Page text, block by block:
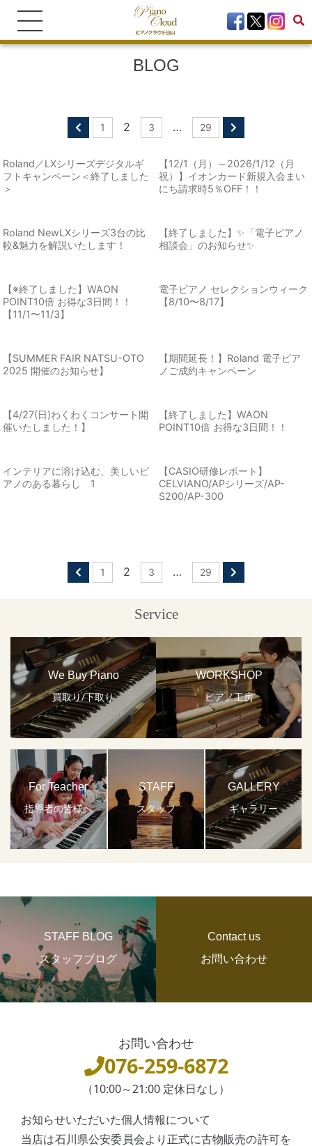
BLOG
1 2 3 … 29
Roland／LXシリーズデジタルギ
フトキャンペーン＜終了しました
＞
【12/1（月）～2026/1/12（月
祝）】イオンカード新規入会まい
にち請求時5％OFF！！
Roland NewLXシリーズ3台の比
較&魅力を解説いたします！
【終了しました】✨「電子ピアノ
相談会」のお知らせ✨
【※終了しました】WAON
POINT10倍 お得な3日間！！
【11/1〜11/3】
電子ピアノ セレクションウィーク
【8/10〜8/17】
【SUMMER FAIR NATSU-OTO
2025 開催のお知らせ】
【期間延長！】Roland 電子ピア
ノご成約キャンペーン
【4/27(日)わくわくコンサート開
催いたしました！】
【終了しました】WAON
POINT10倍 お得な3日間！！
インテリアに溶け込む、美しいピ
アノのある暮らし 1
【CASIO研修レポート】
CELVIANO/APシリーズ/AP-
S200/AP-300
1 2 3 … 29
Service
We Buy Piano
買取り/下取り
WORKSHOP
ピアノ工房
For Teacher
指導者の皆様へ
STAFF
スタッフ
GALLERY
ギャラリー
STAFF BLOG
スタッフブログ
Contact us
お問い合わせ
お問い合わせ
076-259-6872
（10:00～21:00 定休日なし）
お知らせいただいた個人情報について
当店は石川県公安委員会より正式に古物販売の許可を